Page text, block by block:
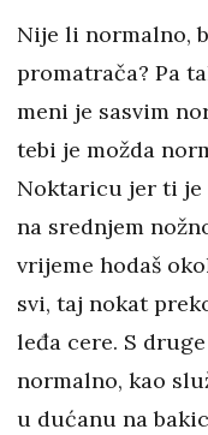
Nije li normalno,
promatrača? Pa
meni je sasvim
tebi je možda
Noktaricu jer ti je
na srednjem
vrijeme hodaš
svi, taj nokat
leđa cere. S
normalno, kao
u dućanu na